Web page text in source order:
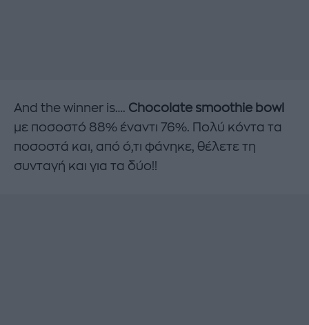
And the winner is…. Chocolate smoothie bowl
με ποσοστό 88% έναντι 76%. Πολύ κόντα τα
ποσοστά και, από ό,τι φάνηκε, θέλετε τη
συνταγή και για τα δύο!!